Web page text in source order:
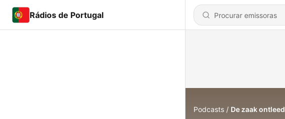
Rádios de Portugal
Podcasts De zaak ontleed